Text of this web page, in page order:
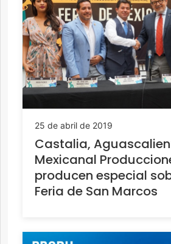
25 de abril de 2019
Castalia,
Mexicanal
producen especial
Feria de San Marcos